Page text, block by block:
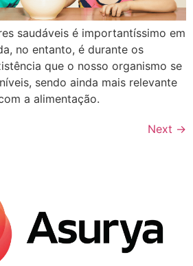
saudáveis é importantíssimo em
no entanto, é durante os
que o nosso organismo se
sendo ainda mais relevante
a alimentação.
Next →